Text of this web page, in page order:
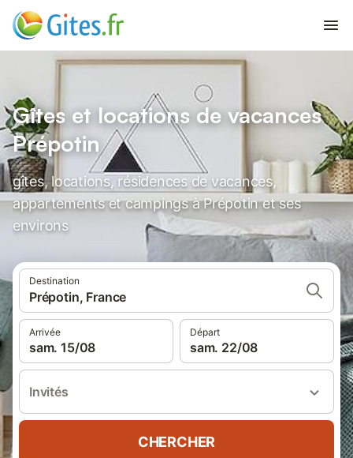
Gîtes et locations de vacances
Prépotin
gîtes, locations, résidences de vacances,
appartements et campings à Prépotin et ses
environs
Destination
Prépotin, France
Arrivée
sam. 15/08
Départ
sam. 22/08
Invités
CHERCHER